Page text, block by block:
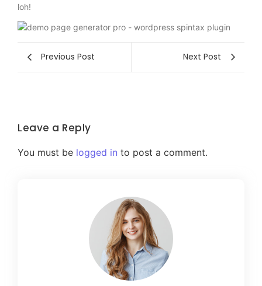
loh!
Previous Post Next Post
Leave a Reply
You must be logged in to post a comment.